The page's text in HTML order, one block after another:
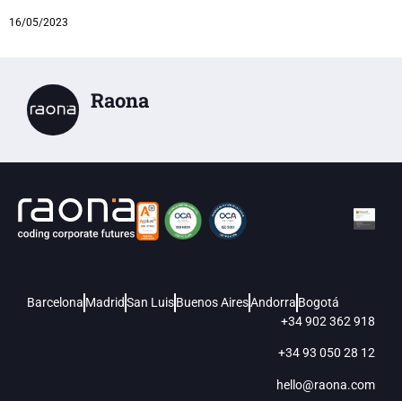
16/05/2023
Raona
Barcelona MadridSan LuisBuenos AiresAndorra Bogotá
+34 902 362 918
+34 93 050 28 12
hello@raona.com